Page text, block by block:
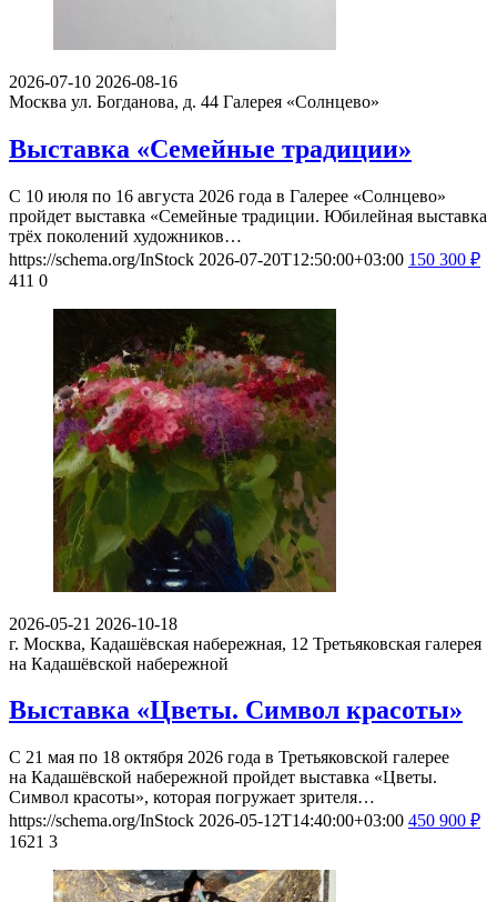
2026-07-10 2026-08-16
Москва ул. Богданова, д. 44 Галерея «Солнцево»
Выставка «Семейные традиции»
С 10 июля по 16 августа 2026 года в Галерее «Солнцево»
пройдет выставка «Семейные традиции. Юбилейная выставка
трёх поколений художников…
https://schema.org/InStock 2026-07-20T12:50:00+03:00 150 300 ₽
411 0
2026-05-21 2026-10-18
г. Москва, Кадашёвская набережная, 12 Третьяковская галерея
на Кадашёвской набережной
Выставка «Цветы. Символ красоты»
С 21 мая по 18 октября 2026 года в Третьяковской галерее
на Кадашёвской набережной пройдет выставка «Цветы.
Символ красоты», которая погружает зрителя…
https://schema.org/InStock 2026-05-12T14:40:00+03:00 450 900 ₽
1621 3